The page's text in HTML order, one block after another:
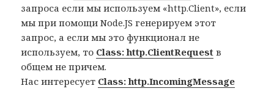
запроса если мы используем «http.Client», если
мы при помощи Node.JS генерируем этот
запрос, а если мы это функционал не
используем, то Class: http.ClientRequest в
общем не причем.
Нас интересует Class: http.IncomingMessage